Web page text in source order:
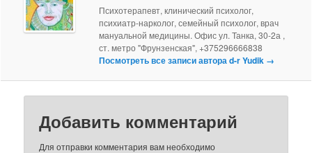
Психотерапевт, клинический психолог,
психиатр-нарколог, семейный психолог, врач
мануальной медицины. Офис ул. Танка, 30-2а ,
ст. метро "Фрунзенская", +375296666838
Посмотреть все записи автора d-r Yudik →
Добавить комментарий
Для отправки комментария вам необходимо